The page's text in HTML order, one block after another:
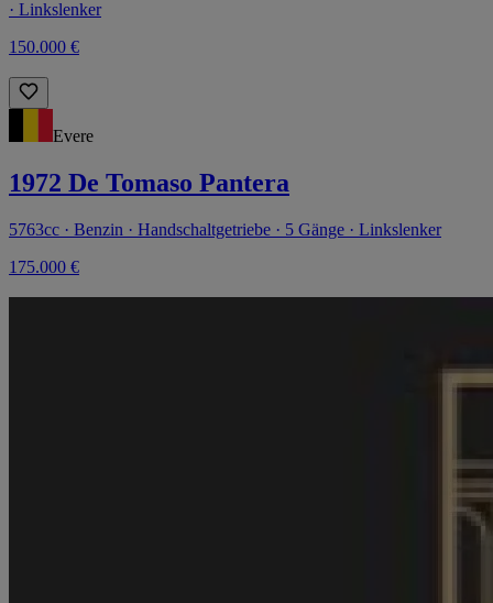
· Linkslenker
150.000 €
Evere
1972 De Tomaso Pantera
5763cc · Benzin · Handschaltgetriebe · 5 Gänge · Linkslenker
175.000 €